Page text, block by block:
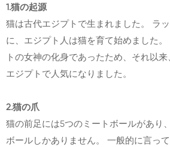
1.猫の起源
猫は古代エジプトで生まれました。 ラ
に、エジプト人は猫を育て始めました
トの女神の化身であったため、それ以
エジプトで人気になりました。
2.猫の爪
猫の前足には5つのミートボールがあり
ボールしかありません。 一般的に言っ